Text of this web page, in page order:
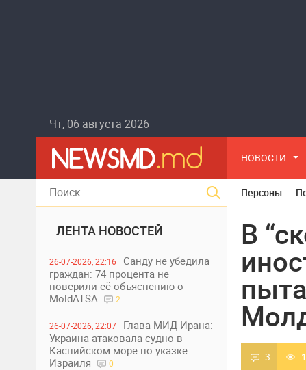
Чт, 06 августа 2026
НОВОСТИ
ЛЕНТА НОВОСТЕЙ
26-07-2026, 22:16
Санду не убедила
граждан: 74 процента не
поверили её объяснению о
MoldATSA
2
26-07-2026, 22:07
Глава МИД Ирана:
Украина атаковала судно в
Каспийском море по указке
Израиля
0
Персоны
В
3